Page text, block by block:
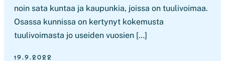
noin sata kuntaa ja kaupunkia, joissa on tuulivoimaa.
Osassa kunnissa on kertynyt kokemusta
tuulivoimasta jo useiden vuosien […]
19.9.2022